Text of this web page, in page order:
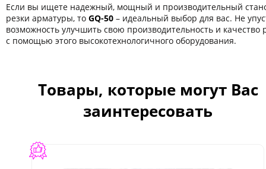
Если вы ищете надежный, мощный и производительный
резки арматуры, то GQ-50 – идеальный выбор для вас. Не
возможность улучшить свою производительность и качество
с помощью этого высокотехнологичного оборудования.
Товары, которые могут Вас
заинтересовать